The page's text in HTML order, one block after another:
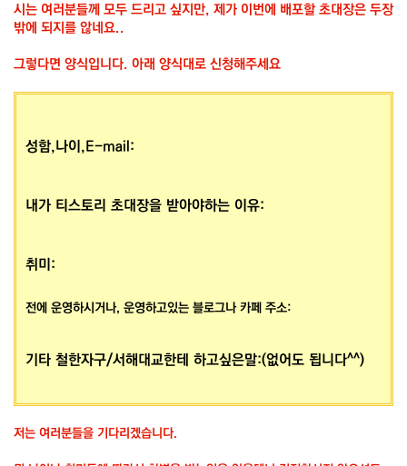
시는 여러분들께 모두 드리고 싶지만, 제가 이번에 배포할 초대장은 두장
밖에 되지를 않네요..
그렇다면 양식입니다. 아래 양식대로 신청해주세요
성함,나이,E-mail:
내가 티스토리 초대장을 받아야하는 이유:
취미:
전에 운영하시거나, 운영하고있는 블로그나 카페 주소:
기타 철한자구/서해대교한테 하고싶은말:(없어도 됩니다^^)
저는 여러분들을 기다리겠습니다.